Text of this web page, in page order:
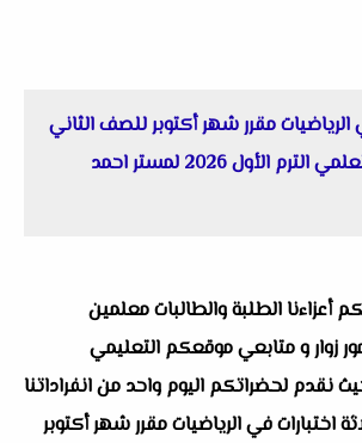
الرياضيات مقرر شهر أكتوبر للصف الثاني
الثانوي القسم العلمي الترم الأول 2026 لمستر احمد
أعزاءنا الطلبة والطالبات معلمين
زوار و متابعي موقعكم التعليمي
نقدم لحضراتكم اليوم واحد من انفراداتنا
اختبارات في الرياضيات مقرر شهر أكتوبر